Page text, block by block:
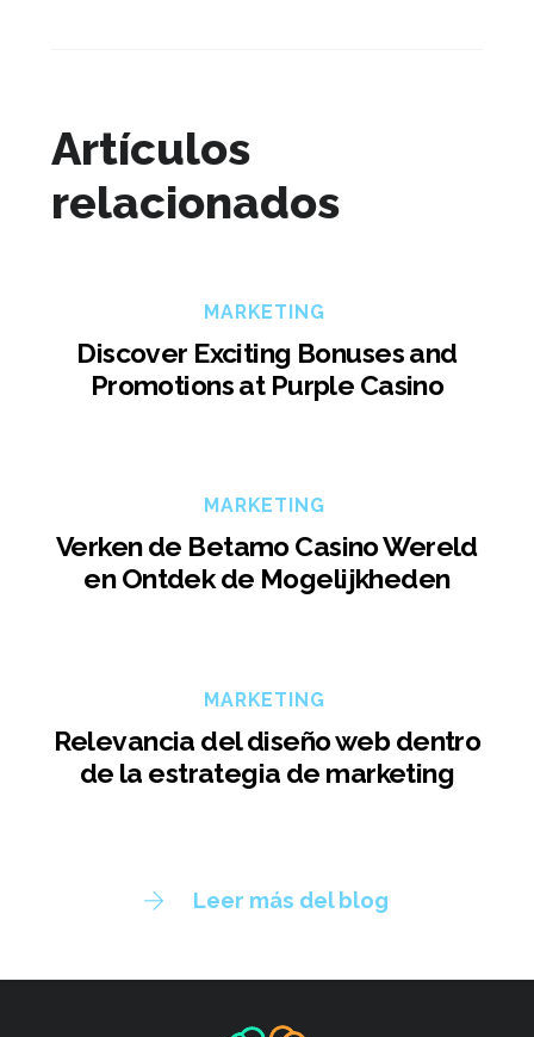
Artículos
relacionados
MARKETING
Discover Exciting Bonuses and
Promotions at Purple Casino
MARKETING
Verken de Betamo Casino Wereld
en Ontdek de Mogelijkheden
MARKETING
Relevancia del diseño web dentro
de la estrategia de marketing
Leer más del blog